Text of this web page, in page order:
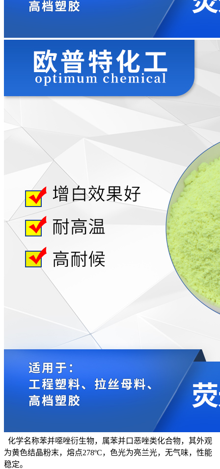
化学名称苯并噁唑衍生物，属苯并口恶唑类化合物，其外观
为黄色结晶粉末，熔点278ºC，色光为亮兰光，无气味，性能
稳定。